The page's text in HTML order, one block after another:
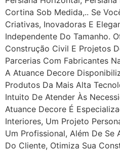
Cortina Sob Medida,.. Se
Criativas, Inovadoras E
Independente Do Tamanho.
Construção Civil E Projetos
Parcerias Com Fabricantes
A Atuance Decore
Produtos Da Mais Alta
Intuito De Atender Às
Atuance Decore É
Interiores, Um Projeto
Um Profissional, Além De Se
Do Cliente, Otimiza Sua